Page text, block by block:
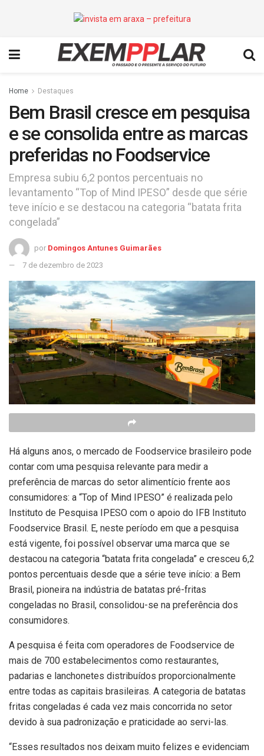
Home Destaques
Bem Brasil cresce em pesquisa
e se consolida entre as marcas
preferidas no Foodservice
Empresa subiu 6,2 pontos percentuais no
levantamento “Top of Mind IPESO” desde que série
teve início e se destacou na categoria “batata frita
congelada”
por Domingos Antunes Guimarães
7 de dezembro de 2023
Há alguns anos, o mercado de Foodservice brasileiro pode
contar com uma pesquisa relevante para medir a
preferência de marcas do setor alimentício frente aos
consumidores: a “Top of Mind IPESO” é realizada pelo
Instituto de Pesquisa IPESO com o apoio do IFB Instituto
Foodservice Brasil. E, neste período em que a pesquisa
está vigente, foi possível observar uma marca que se
destacou na categoria “batata frita congelada” e cresceu 6,2
pontos percentuais desde que a série teve início: a Bem
Brasil, pioneira na indústria de batatas pré-fritas
congeladas no Brasil, consolidou-se na preferência dos
consumidores.
A pesquisa é feita com operadores de Foodservice de
mais de 700 estabelecimentos como restaurantes,
padarias e lanchonetes distribuídos proporcionalmente
entre todas as capitais brasileiras. A categoria de batatas
fritas congeladas é cada vez mais concorrida no setor
devido à sua padronização e praticidade ao servi-las.
“Esses resultados nos deixam muito felizes e evidenciam